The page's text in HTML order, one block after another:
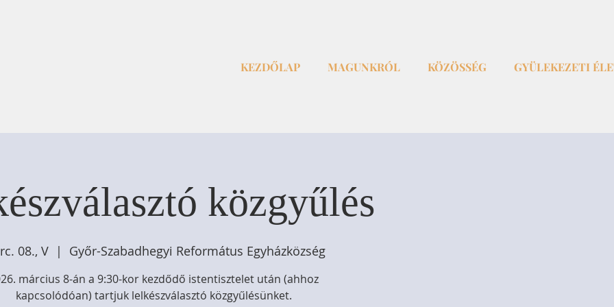
KEZDŐLAP MAGUNKRÓL KÖZÖSSÉG GYÜLEKEZETI
közgyűlés
08., V
  |
Győr-Szabadhegyi Református Egyházközség
március 8-án a 9:30-kor kezdődő istentisztelet után (ahhoz
kapcsolódóan) tartjuk lelkészválasztó közgyűlésünket.